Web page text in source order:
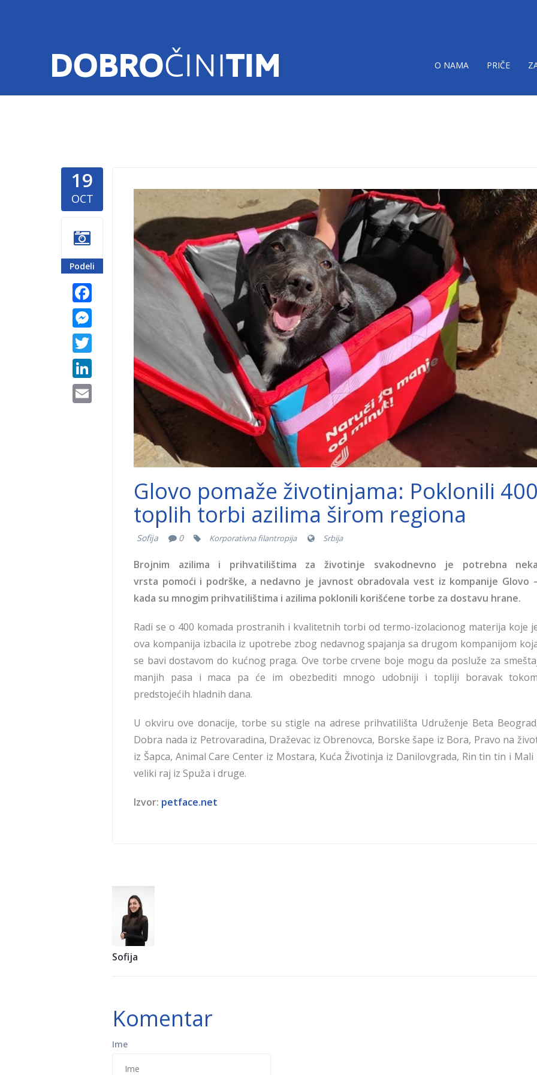
O NAMA PRIČE
19
OCT
Podeli
Zivotinje-1.jpg
Glovo pomaže životinjama: Poklonili 400
toplih torbi azilima širom regiona
Sofija 0 Korporativna filantropija Srbija
Brojnim azilima i prihvatilištima za životinje svakodnevno je potrebna neka
vrsta pomoći i podrške, a nedavno je javnost obradovala vest iz kompanije Glovo
kada su mnogim prihvatilištima i azilima poklonili korišćene torbe za dostavu hrane.
Radi se o 400 komada prostranih i kvalitetnih torbi od termo-izolacionog materija koje
ova kompanija izbacila iz upotrebe zbog nedavnog spajanja sa drugom kompanijom
se bavi dostavom do kućnog praga. Ove torbe crvene boje mogu da posluže za
manjih pasa i maca pa će im obezbediti mnogo udobniji i topliji boravak tokom
predstojećih hladnih dana.
U okviru ove donacije, torbe su stigle na adrese prihvatilišta Udruženje Beta
Dobra nada iz Petrovaradina, Draževac iz Obrenovca, Borske šape iz Bora, Pravo na
iz Šapca, Animal Care Center iz Mostara, Kuća Životinja iz Danilovgrada, Rin tin tin i Mali
veliki raj iz Spuža i druge.
Izvor: petface.net
Sofija
Komentar
Ime